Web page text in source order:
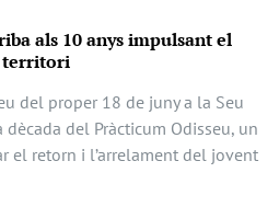
als 10 anys impulsant el
territori
del proper 18 de juny a la Seu
del Pràcticum Odisseu, un
el retorn i l’arrelament del jovent